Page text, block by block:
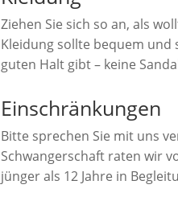
Ziehen Sie sich so an, als
Kleidung sollte bequem und
guten Halt gibt – keine
Einschränkungen
Bitte sprechen Sie mit uns
Schwangerschaft raten wir
jünger als 12 Jahre in